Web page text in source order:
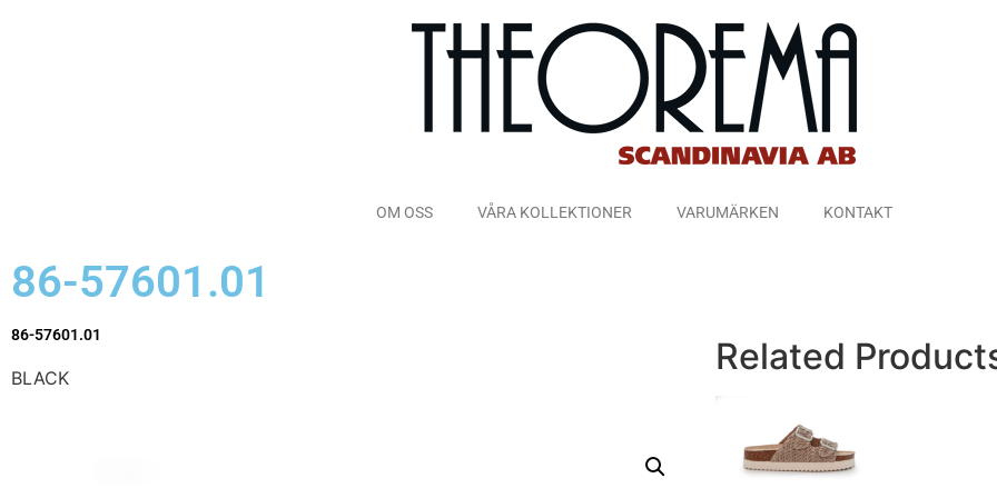
OM OSS VÅRA KOLLEKTIONER VARUMÄRKEN KONTAKT
86-57601.01
86-57601.01
BLACK Related